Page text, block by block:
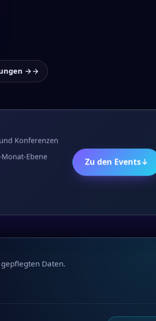
→
Konferenzen
Ebene
Zu den Events↓
Daten.